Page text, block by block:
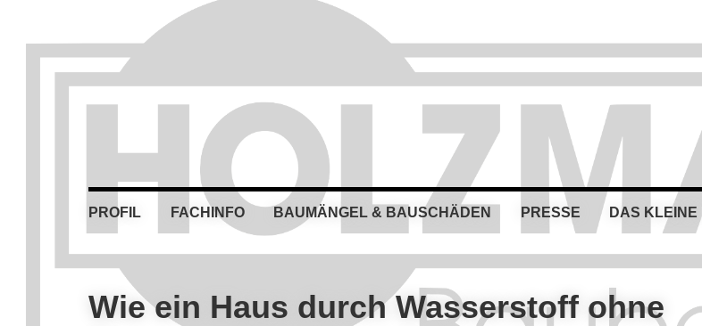
primary
primary
PROFIL FACHINFO BAUMÄNGEL & BAUSCHÄDEN PRESSE DAS KLEINE
Wie ein Haus durch Wasserstoff ohne